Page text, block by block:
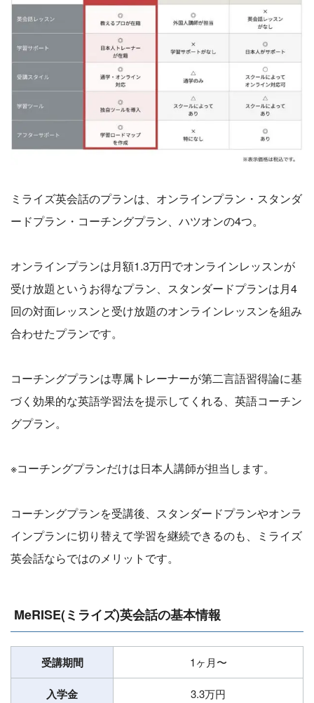
ミライズ英会話のプランは、オンラインプラン・スタンダ
ードプラン・コーチングプラン、ハツオンの4つ。
オンラインプランは月額1.3万円でオンラインレッスンが
受け放題というお得なプラン、スタンダードプランは月4
回の対面レッスンと受け放題のオンラインレッスンを組み
合わせたプランです。
コーチングプランは専属トレーナーが第二言語習得論に基
づく効果的な英語学習法を提示してくれる、英語コーチン
グプラン。
※コーチングプランだけは日本人講師が担当します。
コーチングプランを受講後、スタンダードプランやオンラ
インプランに切り替えて学習を継続できるのも、ミライズ
英会話ならではのメリットです。
MeRISE(ミライズ)英会話の基本情報
受講期間 1ヶ月〜
入学金 3.3万円